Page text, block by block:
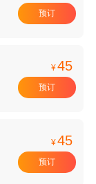
预订
¥45
预订
¥45
预订